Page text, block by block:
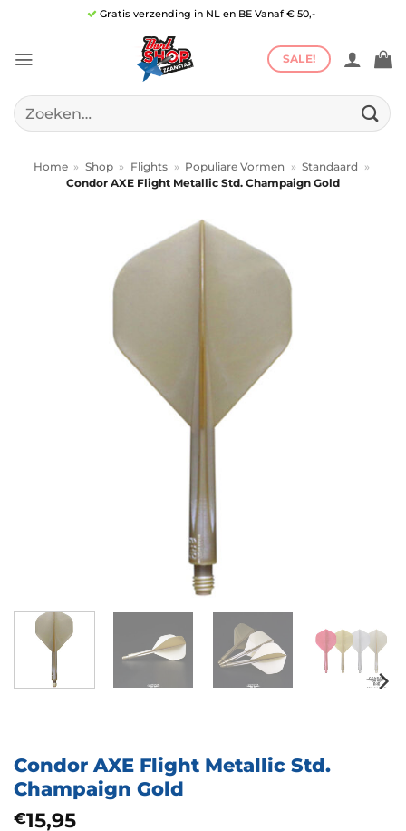
inhoud
Gratis verzending in NL en BE Vanaf € 50,-
SALE!
Zoeken
naar:
Home » Shop » Flights » Populiare Vormen » Standaard
»
Condor AXE Flight Metallic Std. Champaign Gold
Condor AXE Flight Metallic Std.
Champaign Gold
€15,95